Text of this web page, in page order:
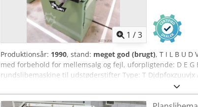
1 /3
Produktionsår: 1990, stand: meget god (brugt), T I L B U
med forbehold for mellemsalg og fejl, uforpligtende: D E
rundslibemaskine til udstøderstifter Type: T Djdpfoxzuuvjx
slæden: ca. 200 mm Slibeskivens Ø x hul: 200 x 30 mm
Slibeskivens motoreffekt: ca. kW Spidshøjde på